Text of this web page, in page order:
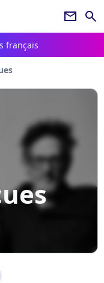
newsletter search
français